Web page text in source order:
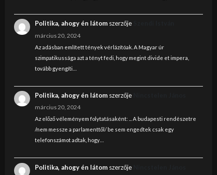
Politika, ahogy én látomszerzője
március 20, 2024
Az adásban említett tények vérlázítóak. A Magyar úr
szimpatikussága azt a tényt fedi, hogy megint divide et impera,
tovább gyengíti…
Politika, ahogy én látomszerzője
március 20, 2024
Az előző véleményem folytatásaként: ... A budapesti rendészetre
/nem messze a parlamenttől/ be sem engedtek csak egy
telefonszámot adtak, hogy…
Politika, ahogy én látomszerzője